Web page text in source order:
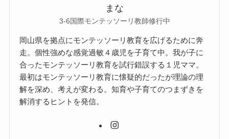
まな
3-6国際モンテッソーリ教師修行中
岡山県を拠点にモンテッソーリ教育を広げるために奔
走。個性強めな感覚過敏４歳児を子育て中。我が子に
合ったモンテッソーリ教育を試行錯誤する１児ママ。
最初はモンテッソーリ教育に懐疑的だったが理論の理
解を深め、考えが変わる。知育や子育てのつまずきを
解消するヒントを発信。